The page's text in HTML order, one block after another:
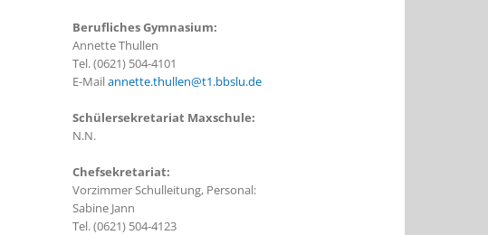
Berufliches Gymnasium:
Annette Thullen
Tel. (0621) 504-4101
E-Mailannette.thullen@t1.bbslu.de
Schülersekretariat Maxschule:
N.N.
Chefsekretariat:
Vorzimmer Schulleitung, Personal:
Sabine Jann
Tel. (0621) 504-4123